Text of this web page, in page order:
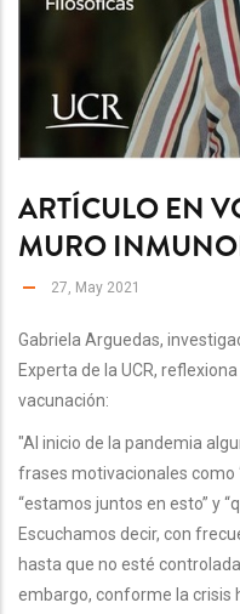
ARTÍCULO EN
MURO
27, May 2021
Gabriela Arguedas,
Experta de la UCR,
vacunación:
"Al inicio de la pandemia
frases motivacionales como
“estamos juntos en esto” y
Escuchamos decir, con
hasta que no esté
embargo, conforme la crisis